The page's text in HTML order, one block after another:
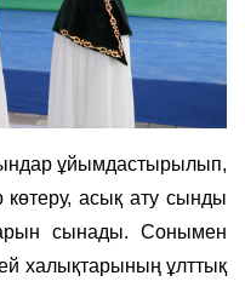
ұйымдастырылып,
көтеру, асық ату сынды
сынады. Сонымен
халықтарының ұлттық